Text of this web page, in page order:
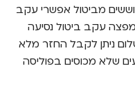
מביטול אפשרי עקב
עקב ביטול נסיעה
ניתן לקבל החזר מלא
שלא מכוסים בפוליסה